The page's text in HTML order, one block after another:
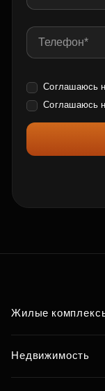
Соглашаюсь
Соглашаюсь
Жилые
Недвижимость